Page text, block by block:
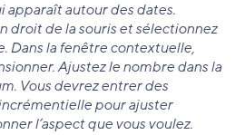
apparaît autour des dates.
droit de la souris et sélectionnez
Dans la fenêtre contextuelle,
Ajustez le nombre dans la
Vous devrez entrer des
pour ajuster
l’aspect que vous voulez.